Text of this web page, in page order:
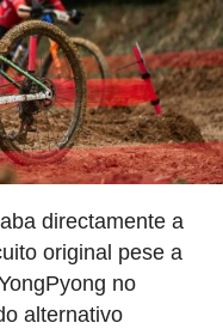
directamente a
original pese a
no
alternativo